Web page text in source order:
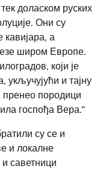
доласком руских
Они су
а
широм Европе.
који је
укључујући и тајну
породици
госпођа Вера.“
су се и
и локалне
саветници